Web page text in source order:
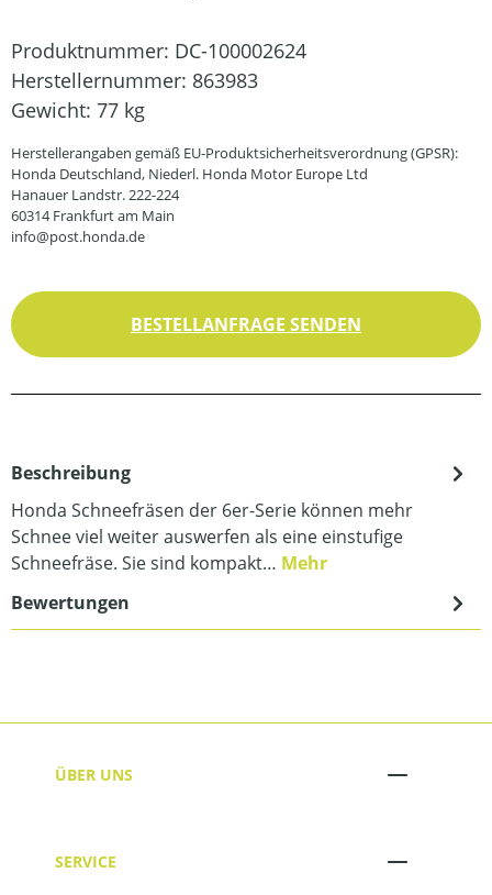
Produktnummer: DC-100002624
Herstellernummer: 863983
Gewicht: 77 kg
Herstellerangaben gemäß EU-Produktsicherheitsverordnung (GPSR):
Honda Deutschland, Niederl. Honda Motor Europe Ltd
Hanauer Landstr. 222-224
60314 Frankfurt am Main
info@post.honda.de
BESTELLANFRAGE SENDEN
Beschreibung
Honda Schneefräsen der 6er-Serie können mehr
Schnee viel weiter auswerfen als eine einstufige
Schneefräse. Sie sind kompakt… Mehr
Bewertungen
ÜBER UNS
SERVICE